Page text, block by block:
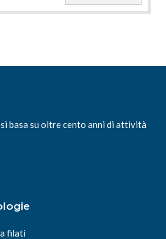
si basa su oltre cento anni di attività
filati